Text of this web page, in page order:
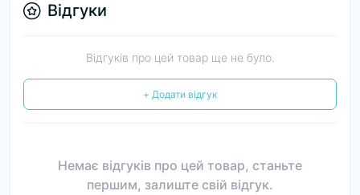
Відгуки
Відгуків про цей товар ще не було.
+ Додати відгук
Немає відгуків про цей товар, станьте
першим, залиште свій відгук.